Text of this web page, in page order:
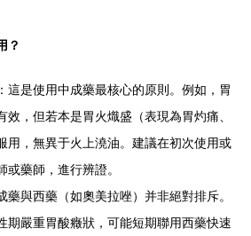
？
：這是使用中成藥最核心的原則。例如，胃
效，但若本是胃火熾盛（表現為胃灼痛、
用，無異于火上澆油。建議在初次使用或
藥師，進行辨證。
藥與西藥（如奧美拉唑）并非絕對排斥。
期嚴重胃酸癥狀，可能短期聯用西藥快速